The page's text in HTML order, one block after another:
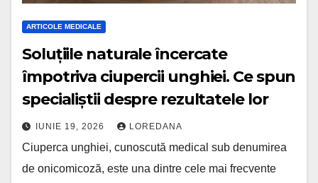
ARTICOLE MEDICALE
Soluțiile naturale încercate
împotriva ciupercii unghiei. Ce spun
specialiștii despre rezultatele lor
IUNIE 19, 2026 LOREDANA
Ciuperca unghiei, cunoscută medical sub denumirea
de onicomicoză, este una dintre cele mai frecvente